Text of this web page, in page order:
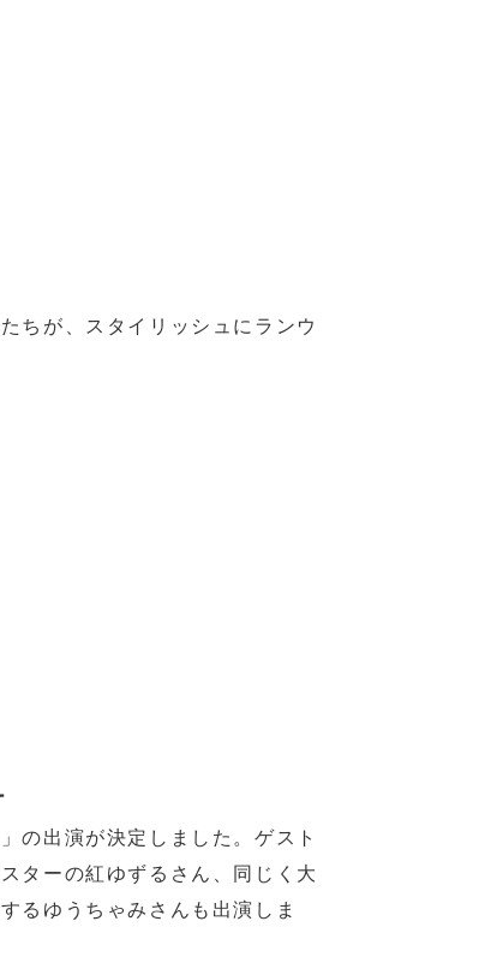
ちが、スタイリッシュにランウ
の出演が決定しました。ゲスト
ターの紅ゆずるさん、同じく大
るゆうちゃみさんも出演しま